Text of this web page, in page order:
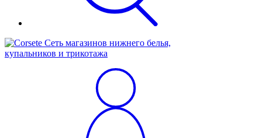
Сеть магазинов нижнего белья,
купальников и трикотажа